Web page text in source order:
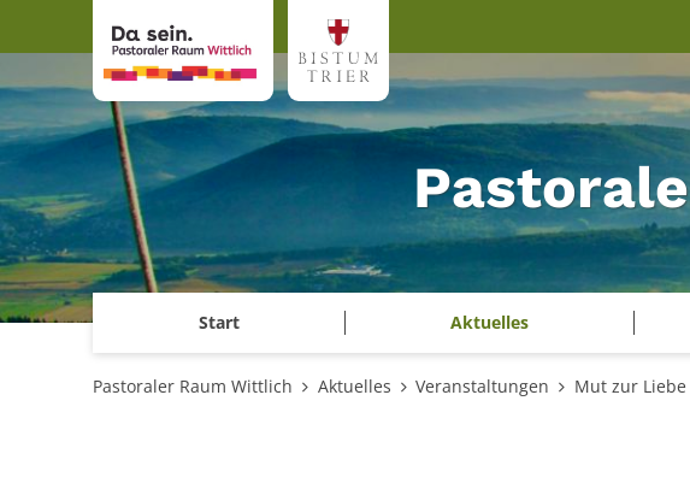
Start Aktuelles
Pastoraler Raum Wittlich Aktuelles Veranstaltungen Mut zur